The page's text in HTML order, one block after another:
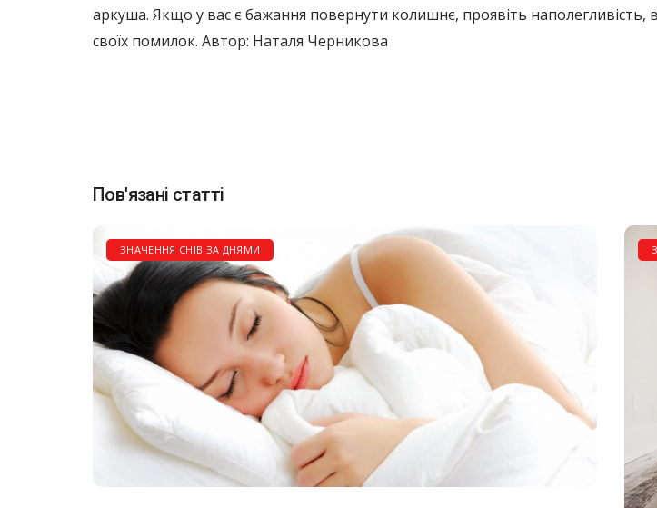
аркуша. Якщо у вас є бажання повернути колишнє, проявіть наполегливість,
своїх помилок. Автор: Наталя Черникова
Пов'язані статті
ЗНАЧЕННЯ СНІВ ЗА ДНЯМИ